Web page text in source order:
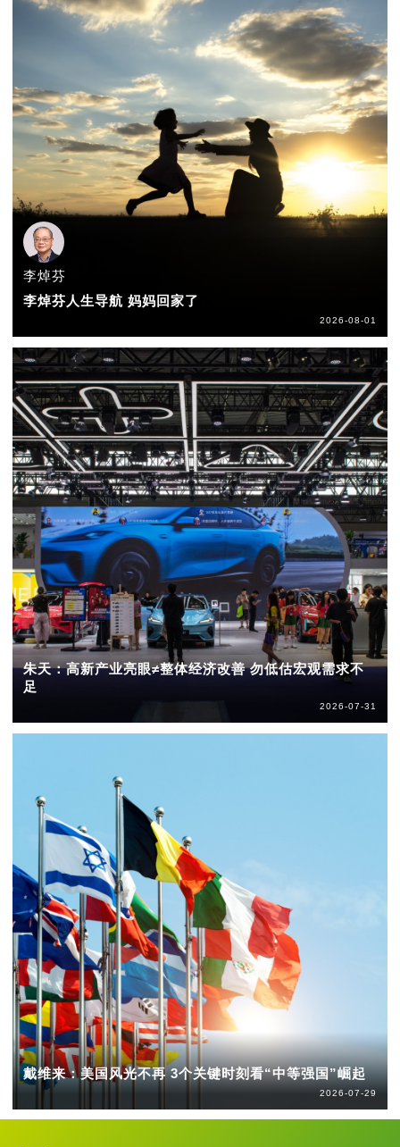
李焯芬
李焯芬人生导航 妈妈回家了
2026-08-01
朱天：高新产业亮眼≠整体经济改善 勿低估宏观需求不
足
2026-07-31
戴维来：美国风光不再 3个关键时刻看“中等强国”崛起
2026-07-29